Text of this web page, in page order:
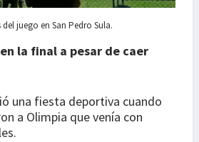
del juego en San Pedro Sula.
la final a pesar de caer
una fiesta deportiva cuando
a Olimpia que venía con